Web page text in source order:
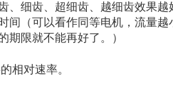
、细齿、超细齿、越细齿效果越
间（可以看作同等电机，流量越
期限就不能再好了。）
相对速率。